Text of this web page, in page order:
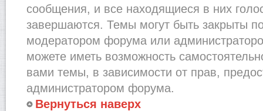
сообщения, и все находящиеся в них
завершаются. Темы могут быть закрыты
модератором форума или
можете иметь возможность
вами темы, в зависимости от прав,
администратором форума.
Вернуться наверх